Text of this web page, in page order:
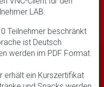
LAB.
Teilnehmer beschränkt
ist Deutsch
werden im PDF Format
erhält ein Kurszertifikat